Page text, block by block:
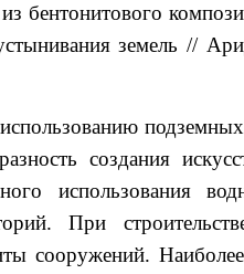
бентонитового
земель //
создания
использования
При
сооружений.